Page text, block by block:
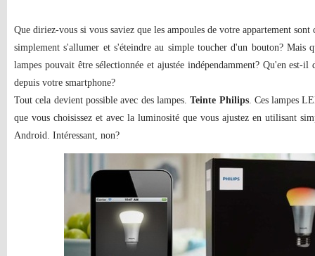
Que diriez-vous si vous saviez que les ampoules de votre appartement sont
simplement s'allumer et s'éteindre au simple toucher d'un bouton? Mais
lampes pouvait être sélectionnée et ajustée indépendamment? Qu'en est-
depuis votre smartphone?
Tout cela devient possible avec des lampes. Teinte Philips. Ces lampes
que vous choisissez et avec la luminosité que vous ajustez en utilisant
Android. Intéressant, non?